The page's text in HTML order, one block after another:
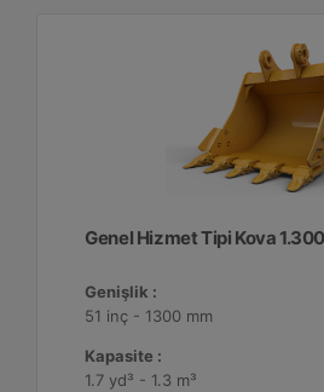
Genel Hizmet Tipi Kova
Genişlik :
51 inç - 1300 mm
Kapasite :
1.7 yd³ - 1.3 m³